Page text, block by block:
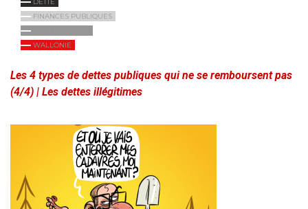
DETTE
FINANCES PUBLIQUES
WALLONIE
Les 4 types de dettes publiques qui ne se remboursent pas
(4/4) | Les dettes illégitimes